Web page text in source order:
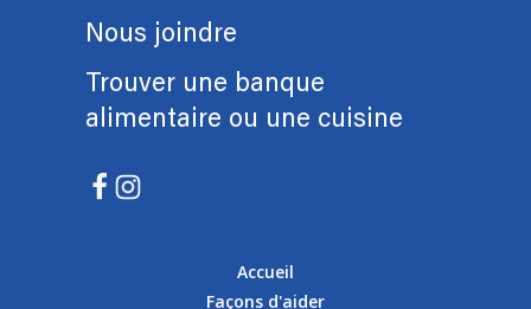
Nous joindre
Trouver une banque
alimentaire ou une cuisine
Accueil
Façons d'aider